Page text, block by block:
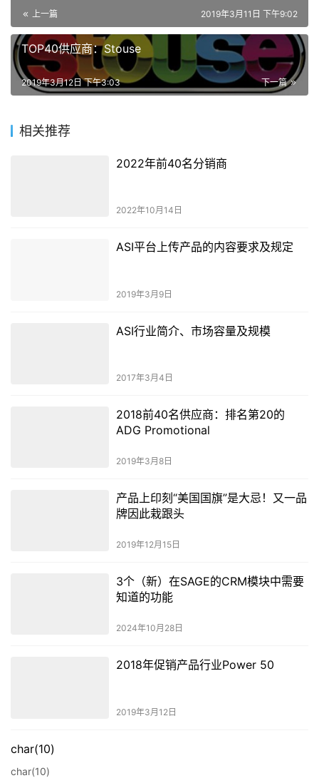
上一篇 2019年3月11日 下午9:02
TOP40供应商：Stouse
下一篇
2019年3月12日 下午3:03
相关推荐
2022年前40名分销商
2022年10月14日
ASI平台上传产品的内容要求及规定
2019年3月9日
ASI行业简介、市场容量及规模
2017年3月4日
2018前40名供应商：排名第20的
ADG Promotional
2019年3月8日
产品上印刻“美国国旗”是大忌！又一品
牌因此栽跟头
2019年12月15日
3个（新）在SAGE的CRM模块中需要
知道的功能
2024年10月28日
2018年促销产品行业Power 50
2019年3月12日
char(10)
char(10)